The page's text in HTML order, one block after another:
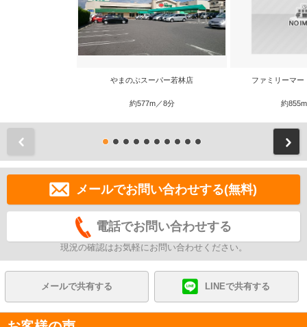
やまのぶスーパー若林店
約577m／8分
ファミリーマー
約
メールでお問い合わせする(無料)
電話でお問い合わせする
現況の確認はお気軽にお問い合わせください。
メールで共有する LINEで共有する